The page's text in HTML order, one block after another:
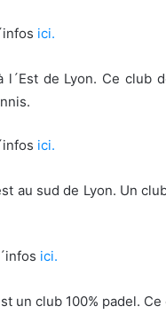
ici.
de Lyon. Ce club
ici.
au sud de Lyon. Un
ici.
un club 100% padel.